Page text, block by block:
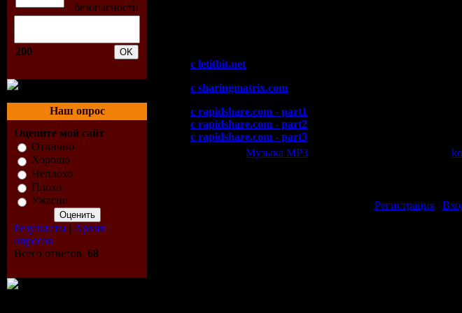
200
Наш опрос
Оцените мой сайт
Отлично
Хорошо
Неплохо
Плохо
Ужасно
Результаты | Архив
опросов
Всего ответов: 68
c letitbit.net
c sharingmatrix.com
c rapidshare.com - part1
c rapidshare.com - part2
c rapidshare.com - part3
Музыка МР3
Регистрация|